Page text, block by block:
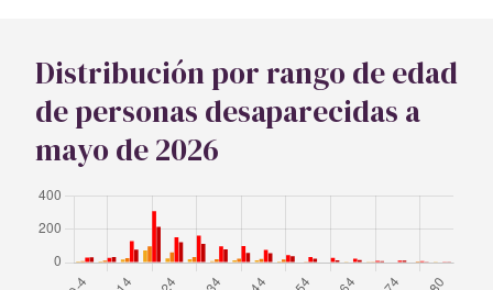
Distribución por rango de edad
de personas desaparecidas a
mayo de 2026